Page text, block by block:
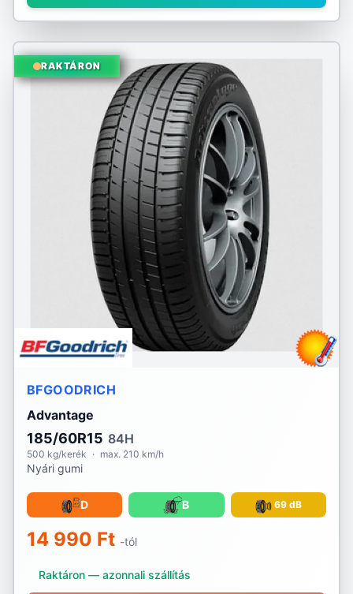
RAKTÁRON
BFGOODRICH
Advantage
185/60R15 84H
500 kg/kerék · max. 210 km/h
Nyári gumi
D B 69 dB
14 990 Ft -tól
Raktáron — azonnali szállítás